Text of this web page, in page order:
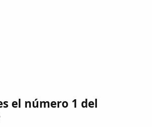
el número 1 del